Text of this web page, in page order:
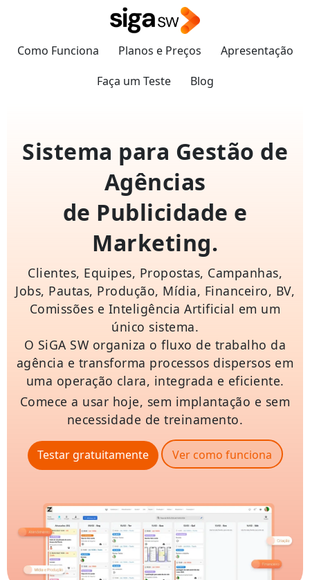
Como Funciona Planos e Preços
Apresentação
Faça um Teste
Blog
Sistema para Gestão de
Agências
de Publicidade e
Marketing.
SiGA SW (Antigo SiGA): Melhor
Clientes, Equipes, Propostas, Campanhas,
Jobs, Pautas, Produção, Mídia, Financeiro, BV,
Comissões e Inteligência Artificial em um
único sistema.
O SiGA SW organiza o fluxo de trabalho da
agência e transforma processos dispersos em
uma operação clara, integrada e eficiente.
Comece a usar hoje, sem implantação e sem
necessidade de treinamento.
Testar gratuitamente Ver como funciona